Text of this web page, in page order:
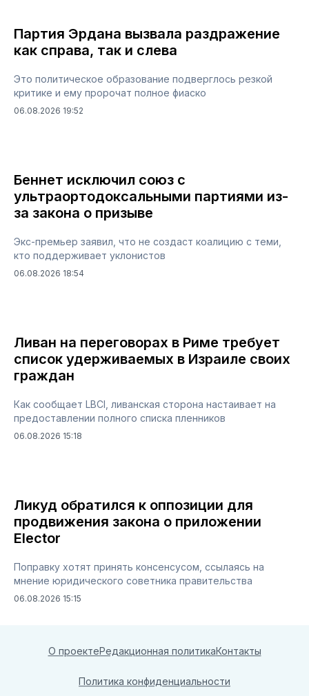
Партия Эрдана вызвала раздражение
как справа, так и слева
Это политическое образование подверглось резкой
критике и ему пророчат полное фиаско
06.08.2026 19:52
Беннет исключил союз с
ультраортодоксальными партиями из-
за закона о призыве
Экс-премьер заявил, что не создаст коалицию с теми,
кто поддерживает уклонистов
06.08.2026 18:54
Ливан на переговорах в Риме требует
список удерживаемых в Израиле своих
граждан
Как сообщает LBCI, ливанская сторона настаивает на
предоставлении полного списка пленников
06.08.2026 15:18
Ликуд обратился к оппозиции для
продвижения закона о приложении
Elector
Поправку хотят принять консенсусом, ссылаясь на
мнение юридического советника правительства
06.08.2026 15:15
О проектеРедакционная политикаКонтакты
Политика конфиденциальности